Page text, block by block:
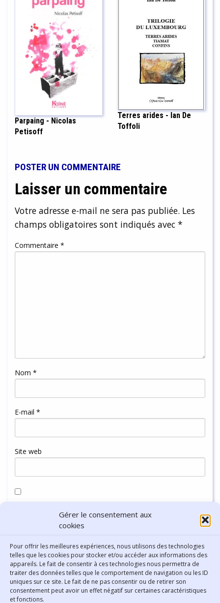
Gérer le consentement aux
cookies
Pour offrir les meilleures expériences, nous utilisons des technologies
telles que les cookies pour stocker et/ou accéder aux informations des
appareils. Le fait de consentir à ces technologies nous permettra de
traiter des données telles que le comportement de navigation ou les ID
uniques sur ce site. Le fait de ne pas consentir ou de retirer son
consentement peut avoir un effet négatif sur certaines caractéristiques
et fonctions.
Parpaing - Nicolas
Petisoff
Terres arides - Ian De
Toffoli
POSTER UN COMMENTAIRE
Laisser un commentaire
Votre adresse e-mail ne sera pas publiée. Les
champs obligatoires sont indiqués avec *
Commentaire *
Nom *
E-mail *
Site web
navigateur pour mon prochain commentaire.